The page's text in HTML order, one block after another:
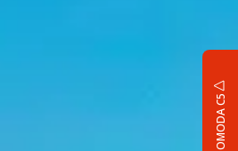
OMODA C5